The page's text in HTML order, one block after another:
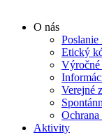
O nás
Poslanie
Etický
Výročné
Verejné
Aktivity